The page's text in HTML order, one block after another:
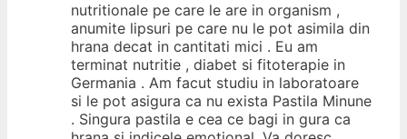
nutritionale pe care le are in organism ,
anumite lipsuri pe care nu le pot asimila din
hrana decat in cantitati mici . Eu am
terminat nutritie , diabet si fitoterapie in
Germania . Am facut studiu in laboratoare
si le pot asigura ca nu exista Pastila Minune
. Singura pastila e cea ce bagi in gura ca